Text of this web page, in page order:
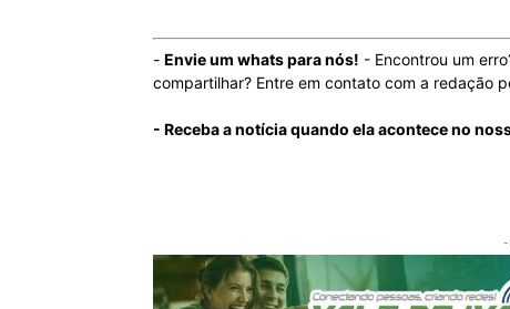
- Envie um whats para nós! - Encontrou um
compartilhar? Entre em contato com a redação
- Receba a notícia quando ela acontece no
-